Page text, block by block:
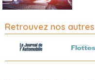
Retrouvez nos